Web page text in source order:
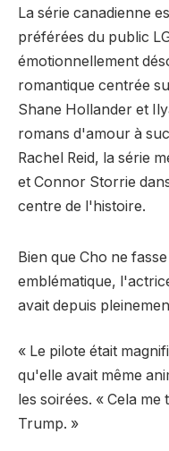
La série canadienne
préférées du public
émotionnellement
romantique centrée
Shane Hollander et
romans d'amour à
Rachel Reid, la série
et Connor Storrie
centre de l'histoire.
Bien que Cho ne
emblématique,
avait depuis
« Le pilote était
qu'elle avait même
les soirées. « Cela
Trump. »